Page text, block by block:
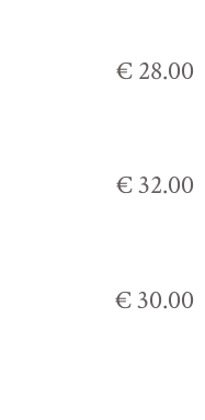
€ 28.00
€ 32.00
€ 30.00